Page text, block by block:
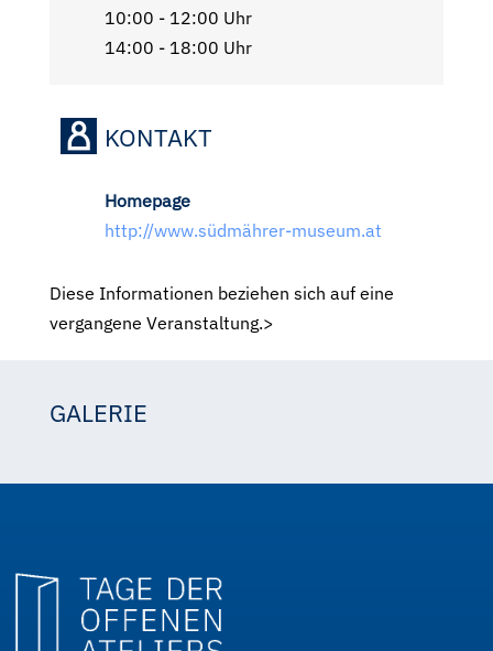
10:00 - 12:00 Uhr
14:00 - 18:00 Uhr
KONTAKT
Homepage
http://www.südmährer-museum.at
Diese Informationen beziehen sich auf eine
vergangene Veranstaltung.>
GALERIE